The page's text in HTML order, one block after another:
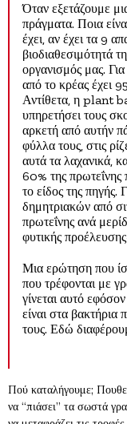
Όταν εξετάζουμε
πράγματα. Ποια
έχει, αν έχει τα 9
βιοδιαθεσιμότητά
οργανισμός μας.
από το κρέας έχει
Αντίθετα, η plant
υπηρετήσει τους
αρκετή από αυτήν
φύλλα τους, στις
αυτά τα λαχανικά,
60% της πρωτεΐνης
το είδος της πηγής.
δημητριακών από
πρωτεΐνης ανά
φυτικής
Μια ερώτηση που
που τρέφονται με
γίνεται αυτό
είναι στα βακτήρια
τους. Εδώ
Πού καταλήγουμε;
να “πιάσει” τα σωστά